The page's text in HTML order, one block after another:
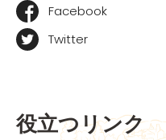
Facebook
Twitter
役立つリンク